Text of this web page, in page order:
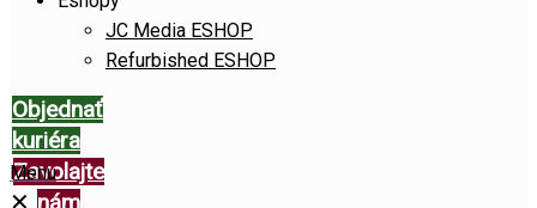
JC Media ESHOP
Refurbished ESHOP
Objednať
kuriéra
Zavolajte
Menu
✕